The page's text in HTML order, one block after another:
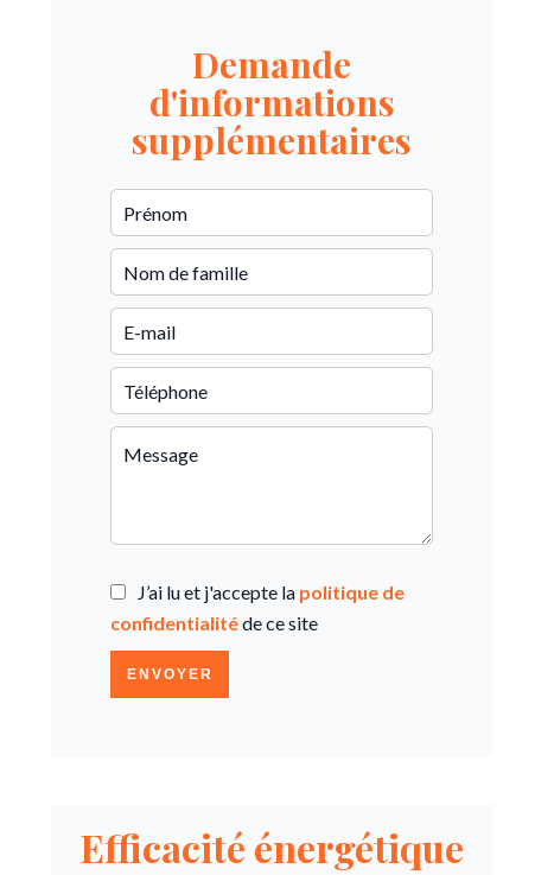
Demande
d'informations
supplémentaires
J’ai lu et j'accepte la politique de
confidentialitéde ce site
ENVOYER
Efficacité énergétique